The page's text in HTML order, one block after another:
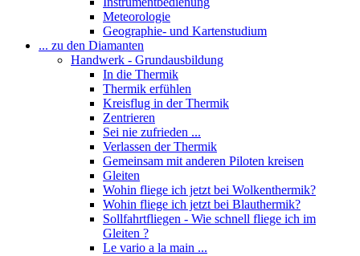
Meteorologie
Geographie- und Kartenstudium
... zu den Diamanten
Handwerk - Grundausbildung
In die Thermik
Thermik erfühlen
Kreisflug in der Thermik
Zentrieren
Sei nie zufrieden ...
Verlassen der Thermik
Gemeinsam mit anderen Piloten kreisen
Gleiten
Wohin fliege ich jetzt bei Wolkenthermik?
Wohin fliege ich jetzt bei Blauthermik?
Sollfahrtfliegen - Wie schnell fliege ich im
Gleiten ?
Le vario a la main ...